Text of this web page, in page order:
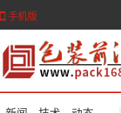
手机版